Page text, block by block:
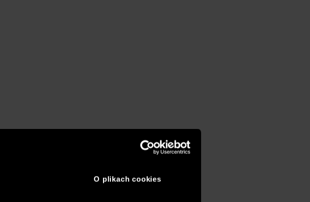
O plikach cookies